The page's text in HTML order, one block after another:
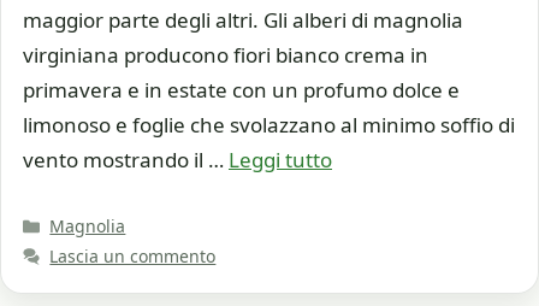
maggior parte degli altri. Gli alberi di magnolia
virginiana producono fiori bianco crema in
primavera e in estate con un profumo dolce e
limonoso e foglie che svolazzano al minimo soffio di
vento mostrando il … Leggi tutto
Categorie
Magnolia
Lascia un commento